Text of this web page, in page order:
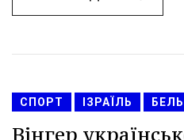
СПОРТ ІЗРАЇЛЬ
Вінгер